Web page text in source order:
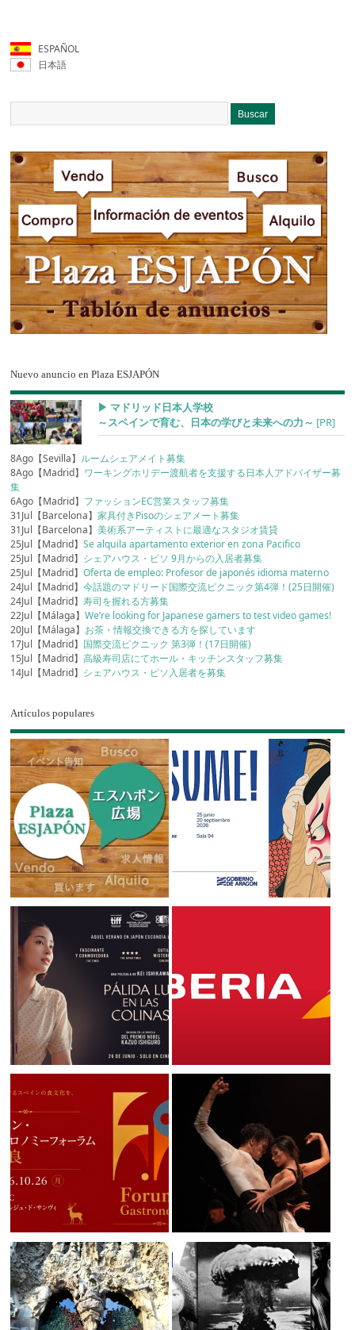
ESPAÑOL
日本語
Nuevo anuncio en Plaza ESJAPÓN
▶︎ マドリッド日本人学校
～スペインで育む、日本の学びと未来への力～ [PR]
8Ago【Sevilla】 ルームシェアメイト募集
8Ago【Madrid】 ワーキングホリデー渡航者を支援する日本人アドバイザー募
集
6Ago【Madrid】 ファッションEC営業スタッフ募集
31Jul【Barcelona】家具付きPisoのシェアメート募集
31Jul【Barcelona】美術系アーティストに最適なスタジオ賃貸
25Jul【Madrid】Se alquila apartamento exterior en zona Pacifico
25Jul【Madrid】 シェアハウス・ピソ 9月からの入居者募集
25Jul【Madrid】Oferta de empleo: Profesor de japonés idioma materno
24Jul【Madrid】今話題のマドリード国際交流ピクニック第4弾！(25日開催)
24Jul【Madrid】寿司を握れる方募集
22Jul【Málaga】We’re looking for Japanese gamers to test video games!
20Jul【Málaga】 お茶・情報交換できる方を探しています
17Jul【Madrid】 国際交流ピクニック 第3弾！(17日開催)
15Jul【Madrid】高級寿司店にてホール・キッチンスタッフ募集
14Jul【Madrid】 シェアハウス・ピソ入居者を募集
Artículos populares